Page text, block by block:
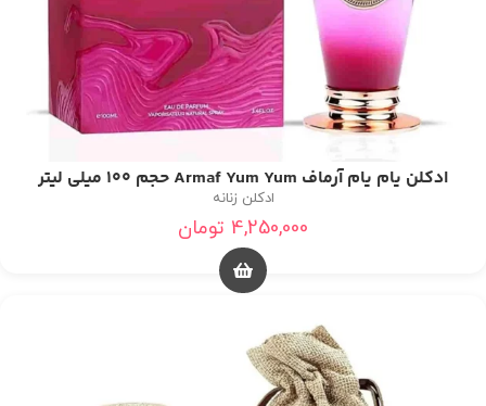
ادکلن یام یام آرماف Armaf Yum Yum حجم 100 میلی لیتر
ادکلن زنانه
4,250,000 تومان